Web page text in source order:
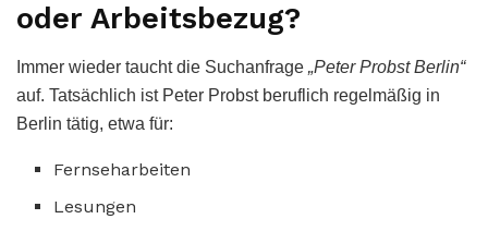
oder Arbeitsbezug?
Immer wieder taucht die Suchanfrage „Peter Probst Berlin“
auf. Tatsächlich ist Peter Probst beruflich regelmäßig in
Berlin tätig, etwa für:
Fernseharbeiten
Lesungen